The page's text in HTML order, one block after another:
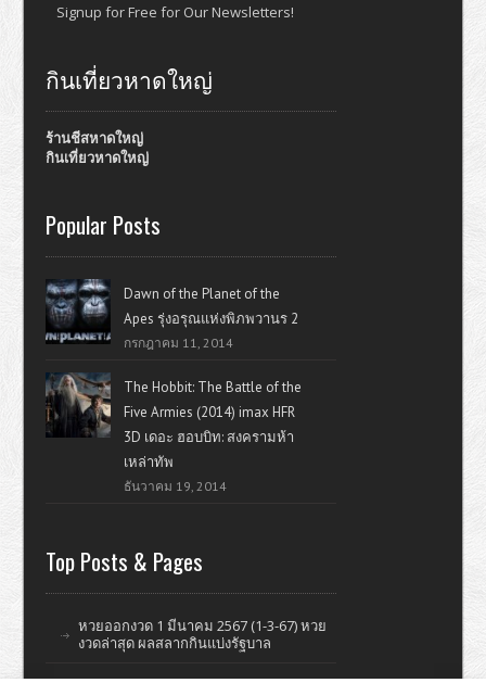
Signup for Free for Our Newsletters!
กินเที่ยวหาดใหญ่
ร้านชีสหาดใหญ่
กินเที่ยวหาดใหญ่
Popular Posts
Dawn of the Planet of the
Apes รุ่งอรุณแห่งพิภพวานร 2
กรกฎาคม 11, 2014
The Hobbit: The Battle of the
Five Armies (2014) imax HFR
3D เดอะ ฮอบบิท: สงครามห้า
เหล่าทัพ
ธันวาคม 19, 2014
Top Posts & Pages
หวยออกงวด 1 มีนาคม 2567 (1-3-67) หวย
งวดล่าสุด ผลสลากกินแบ่งรัฐบาล